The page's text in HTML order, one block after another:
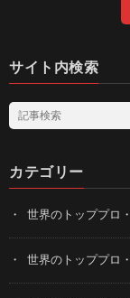
サイト内検索
カテゴリー
世界のトッププロ
世界のトッププロ